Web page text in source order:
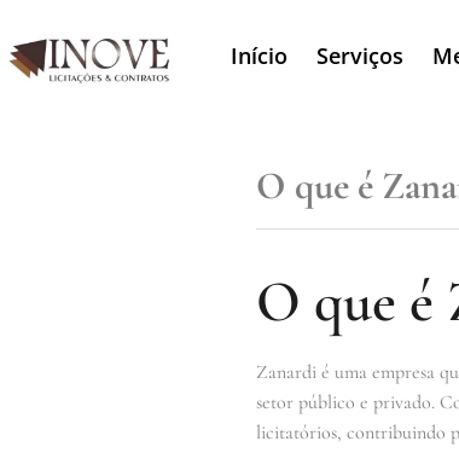
Início Serviços
O que é
O que é
Zanardi é uma empresa
setor público e privado.
licitatórios, contribuindo